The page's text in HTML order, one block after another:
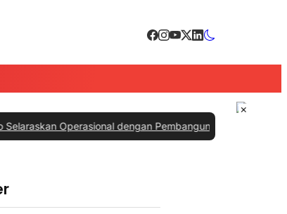
Operasional dengan Pembangunan Daerah|#3 -
×